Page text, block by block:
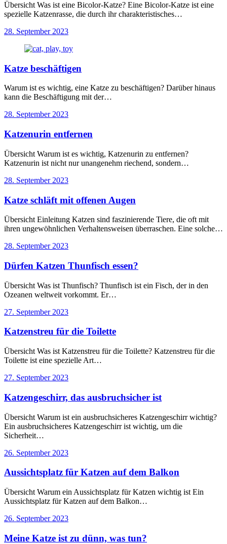
Übersicht Was ist eine Bicolor-Katze? Eine Bicolor-Katze ist eine
spezielle Katzenrasse, die durch ihr charakteristisches…
28. September 2023
Katze beschäftigen
Warum ist es wichtig, eine Katze zu beschäftigen? Darüber hinaus
kann die Beschäftigung mit der…
28. September 2023
Katzenurin entfernen
Übersicht Warum ist es wichtig, Katzenurin zu entfernen?
Katzenurin ist nicht nur unangenehm riechend, sondern…
28. September 2023
Katze schläft mit offenen Augen
Übersicht Einleitung Katzen sind faszinierende Tiere, die oft mit
ihren ungewöhnlichen Verhaltensweisen überraschen. Eine solche…
28. September 2023
Dürfen Katzen Thunfisch essen?
Übersicht Was ist Thunfisch? Thunfisch ist ein Fisch, der in den
Ozeanen weltweit vorkommt. Er…
27. September 2023
Katzenstreu für die Toilette
Übersicht Was ist Katzenstreu für die Toilette? Katzenstreu für die
Toilette ist eine spezielle Art…
27. September 2023
Katzengeschirr, das ausbruchsicher ist
Übersicht Warum ist ein ausbruchsicheres Katzengeschirr wichtig?
Ein ausbruchsicheres Katzengeschirr ist wichtig, um die
Sicherheit…
26. September 2023
Aussichtsplatz für Katzen auf dem Balkon
Übersicht Warum ein Aussichtsplatz für Katzen wichtig ist Ein
Aussichtsplatz für Katzen auf dem Balkon…
26. September 2023
Meine Katze ist zu dünn, was tun?